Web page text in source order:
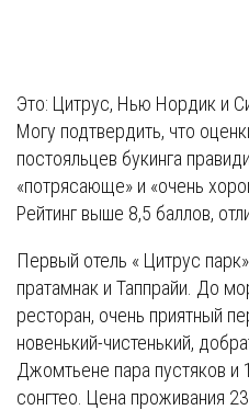
Это: Цитрус, Нью Нордик и
Могу подтвердить, что
постояльцев букинга
«потрясающе» и «очень
Рейтинг выше 8,5 баллов,
Первый отель « Цитрус
пратамнак и Таппрайи. До
ресторан, очень приятный
новенький-чистенький,
Джомтьене пара пустяков и
сонгтео. Цена проживания